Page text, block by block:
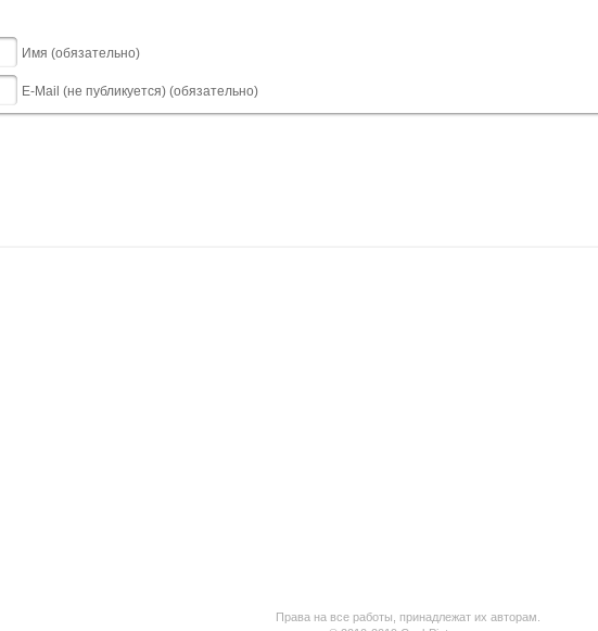
Имя (обязательно)
E-Mail (не публикуется) (обязательно)
Права на все работы, принадлежат их авторам.